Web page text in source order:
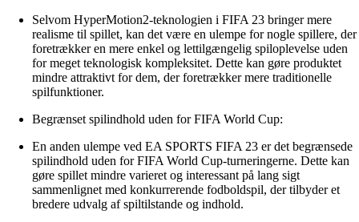
Selvom HyperMotion2-teknologien i FIFA 23 bringer mere
realisme til spillet, kan det være en ulempe for nogle spillere, der
foretrækker en mere enkel og lettilgængelig spiloplevelse uden
for meget teknologisk kompleksitet. Dette kan gøre produktet
mindre attraktivt for dem, der foretrækker mere traditionelle
spilfunktioner.
Begrænset spilindhold uden for FIFA World Cup:
En anden ulempe ved EA SPORTS FIFA 23 er det begrænsede
spilindhold uden for FIFA World Cup-turneringerne. Dette kan
gøre spillet mindre varieret og interessant på lang sigt
sammenlignet med konkurrerende fodboldspil, der tilbyder et
bredere udvalg af spiltilstande og indhold.